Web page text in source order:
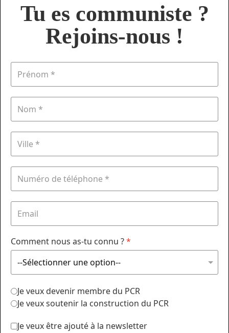
Tu es communiste ?
Rejoins-nous !
Comment nous as-tu connu ?*
Je veux devenir membre du PCR
Je veux soutenir la construction du PCR
Je veux être ajouté à la newsletter